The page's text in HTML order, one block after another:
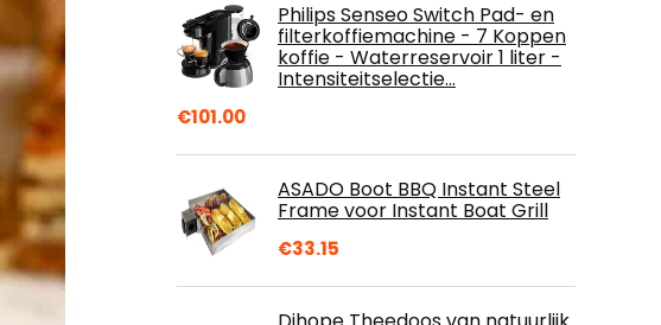
Philips Senseo Switch Pad- en
filterkoffiemachine - 7 Koppen
koffie - Waterreservoir 1 liter -
Intensiteitselectie…
€101.00
ASADO Boot BBQ Instant Steel
Frame voor Instant Boat Grill
€33.15